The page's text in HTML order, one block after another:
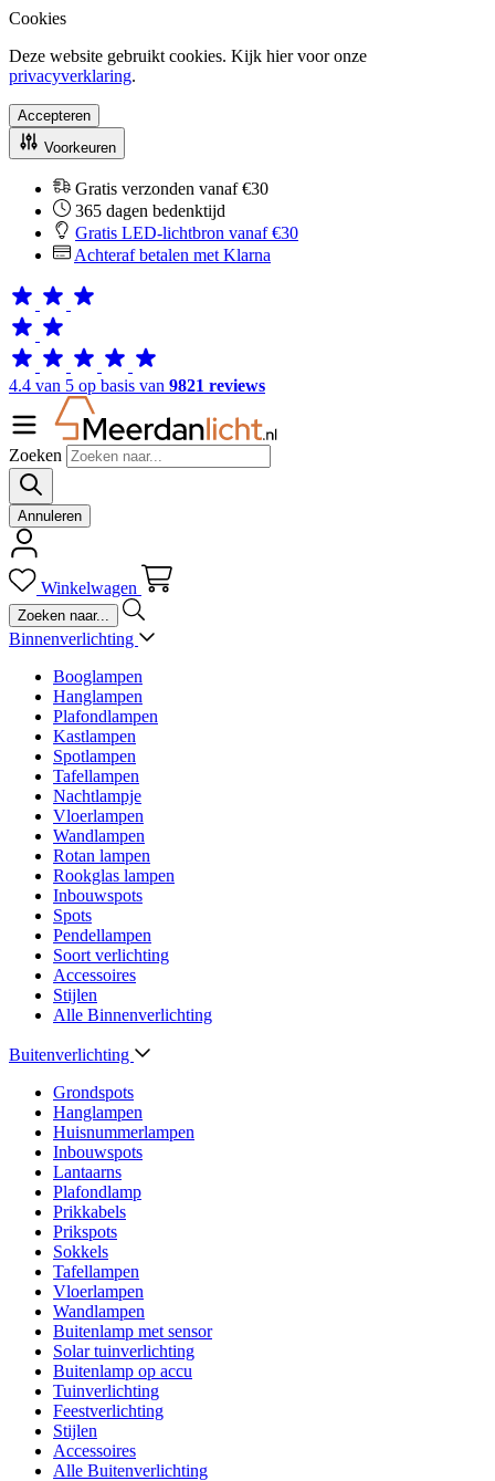
Cookies
Deze website gebruikt cookies. Kijk hier voor onze
privacyverklaring.
Accepteren
Voorkeuren
Gratis verzonden vanaf €30
365 dagen bedenktijd
Gratis LED-lichtbron vanaf €30
Achteraf betalen met Klarna
4.4 van 5 op basis van 9821 reviews
Zoeken
Annuleren
Winkelwagen
Binnenverlichting
Booglampen
Hanglampen
Plafondlampen
Kastlampen
Spotlampen
Tafellampen
Nachtlampje
Vloerlampen
Wandlampen
Rotan lampen
Rookglas lampen
Inbouwspots
Spots
Pendellampen
Soort verlichting
Accessoires
Stijlen
Alle Binnenverlichting
Buitenverlichting
Grondspots
Hanglampen
Huisnummerlampen
Inbouwspots
Lantaarns
Plafondlamp
Prikkabels
Prikspots
Sokkels
Tafellampen
Vloerlampen
Wandlampen
Buitenlamp met sensor
Solar tuinverlichting
Buitenlamp op accu
Tuinverlichting
Feestverlichting
Stijlen
Accessoires
Alle Buitenverlichting